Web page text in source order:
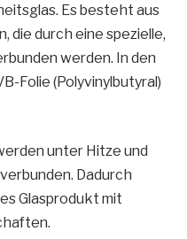
Es besteht aus
die durch eine spezielle,
werden. In den
Folie (Polyvinylbutyral)
unter Hitze und
Dadurch
Glasprodukt mit